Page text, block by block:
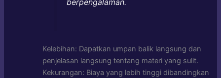
berpengalaman.
Kelebihan: Dapatkan umpan balik langsung dan
penjelasan langsung tentang materi yang sulit.
Kekurangan: Biaya yang lebih tinggi dibandingkan